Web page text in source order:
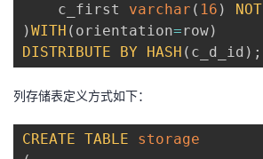
    c_first
varchar ( 16 ) NOT
)WITH ( orientation=row)
DISTRIBUTE
BY HASH ( c_d_id ) ;
列存储表定义方式如下：
CREATE TABLE
storage